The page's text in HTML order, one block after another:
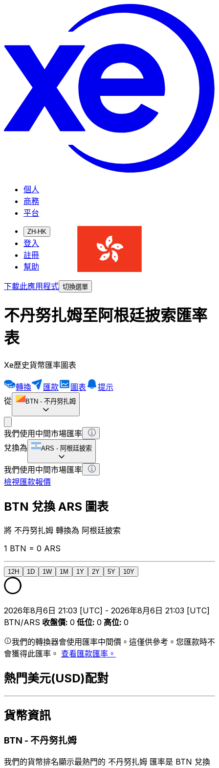
個人
商務
平台
ZH-HK
登入
註冊
幫助
下載此應用程式 切換選單
不丹努扎姆至阿根廷披索匯率
表
Xe歷史貨幣匯率圖表
轉換 匯款 圖表
提示
從
BTN - 不丹努扎姆
我們使用中間市場匯率
兌換為
ARS - 阿根廷披索
我們使用中間市場匯率
檢視匯款報價
BTN 兌換 ARS 圖表
將 不丹努扎姆 轉換為 阿根廷披索
1 BTN = 0 ARS
12H 1D 1W 1M 1Y 2Y 5Y 10Y
2026年8月6日 21:03 [UTC] - 2026年8月6日 21:03 [UTC]
BTN/ARS 收盤價: 0 低位: 0 高位: 0
我們的轉換器會使用匯率中間價。這僅供參考。您匯款時不
會獲得此匯率。 查看匯款匯率。
熱門美元(USD)配對
貨幣資訊
BTN - 不丹努扎姆
我們的貨幣排名顯示最熱門的 不丹努扎姆 匯率是 BTN 兌換